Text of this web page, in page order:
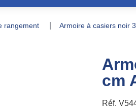
rangement armoire à casiers noir
cm
Réf.